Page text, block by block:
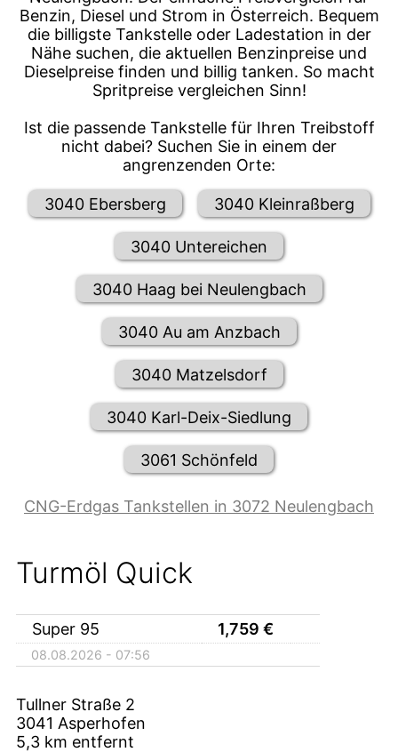
Benzin, Diesel und Strom in Österreich. Bequem
die billigste Tankstelle oder Ladestation in der
Nähe suchen, die aktuellen Benzinpreise und
Dieselpreise finden und billig tanken. So macht
Spritpreise vergleichen Sinn!
Ist die passende Tankstelle für Ihren Treibstoff
nicht dabei? Suchen Sie in einem der
angrenzenden Orte:
3040 Ebersberg 3040 Kleinraßberg
3040 Untereichen
3040 Haag bei Neulengbach
3040 Au am Anzbach
3040 Matzelsdorf
3040 Karl-Deix-Siedlung
3061 Schönfeld
CNG-Erdgas Tankstellen in 3072 Neulengbach
Turmöl Quick
Super 95 1,759 €
08.08.2026 - 07:56
Tullner Straße 2
3041 Asperhofen
5,3 km entfernt